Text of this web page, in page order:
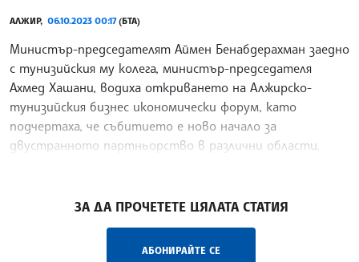
АЛЖИР, 06.10.2023 00:17(БТА)
Министър-председателят Аймен Бенабдерахман заедно
с тунизийския му колега, министър-председателя
Ахмед Хашани, водиха откриването на Алжирско-
тунизийския бизнес икономически форум, като
подчертаха, че събитието е ново начало за
двустранното партньорство в различни области,
ЗА ДА ПРОЧЕТЕТЕ ЦЯЛАТА СТАТИЯ
АБОНИРАЙТЕ СЕ